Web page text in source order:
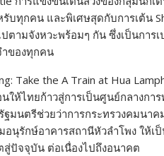
บทุกคน และพิเศษสุดกับการเต้น
ตามจังหวะพร้อมๆ กัน ซึ่งเป็นการ
ำของทุกคน
Take the A Train at Hua
ให้ไทยก้าวสู่การเป็นศูนย์กลางกา
มนตรีช่วยว่าการกระทรวงคมนาค
นุรักษ์อาคารสถานีหัวลำโพง ให้
ปัจจุบัน ต่อเนื่องไปถึงอนาคต